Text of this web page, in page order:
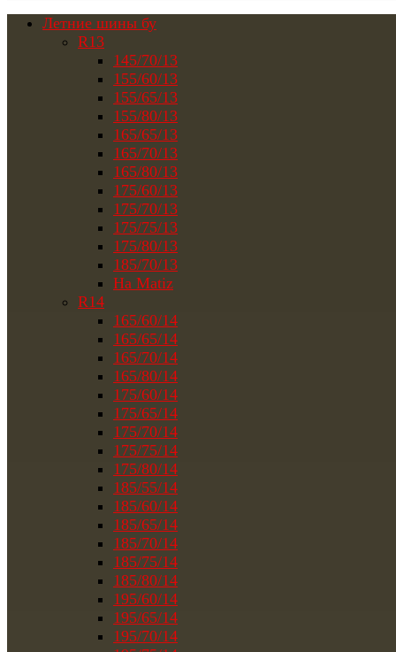
Летние шины бу
R13
145/70/13
155/60/13
155/65/13
155/80/13
165/65/13
165/70/13
165/80/13
175/60/13
175/70/13
175/75/13
175/80/13
185/70/13
На Matiz
R14
165/60/14
165/65/14
165/70/14
165/80/14
175/60/14
175/65/14
175/70/14
175/75/14
175/80/14
185/55/14
185/60/14
185/65/14
185/70/14
185/75/14
185/80/14
195/60/14
195/65/14
195/70/14